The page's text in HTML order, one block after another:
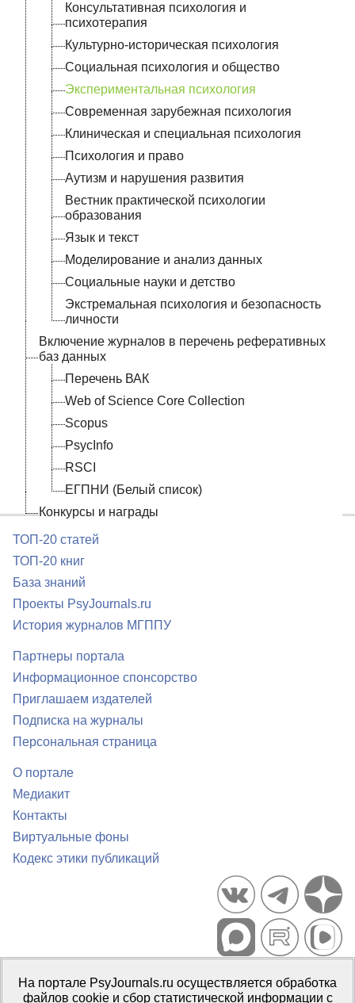
Консультативная психология и
психотерапия
Культурно-историческая психология
Социальная психология и общество
Экспериментальная психология
Современная зарубежная психология
Клиническая и специальная психология
Психология и право
Аутизм и нарушения развития
Вестник практической психологии
образования
Язык и текст
Моделирование и анализ данных
Социальные науки и детство
Экстремальная психология и безопасность
личности
Включение журналов в перечень реферативных
баз данных
Перечень ВАК
Web of Science Core Collection
Scopus
PsycInfo
RSCI
ЕГПНИ (Белый список)
Конкурсы и награды
ТОП-20 статей
ТОП-20 книг
База знаний
Проекты PsyJournals.ru
История журналов МГППУ
Партнеры портала
Информационное спонсорство
Приглашаем издателей
Подписка на журналы
Персональная страница
О портале
Медиакит
Контакты
Виртуальные фоны
Кодекс этики публикаций
Портал психологических изданий PsyJournals.ru, 2007–2026
Правила использования материалов
На портале PsyJournals.ru осуществляется обработка
файлов cookie и сбор статистической информации с